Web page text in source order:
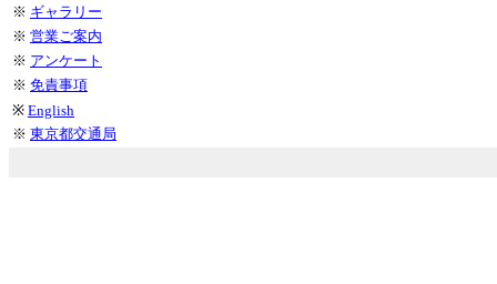
※ ギャラリー
※ 営業ご案内
※ アンケート
※ 免責事項
※ English
※ 東京都交通局